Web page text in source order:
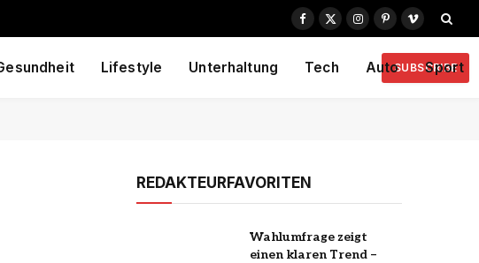
Facebook
X
Instagram
PinterestVimeo
Lifestyle Unterhaltung Tech Auto Sport
SUBSCRIBE
REDAKTEURFAVORITEN
Wahlumfrage zeigt
einen klaren Trend –